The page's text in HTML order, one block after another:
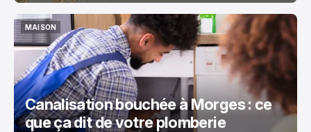
MAISON
MAISON
Canalisation bouchée à Morges : ce
que ça dit de votre plomberie